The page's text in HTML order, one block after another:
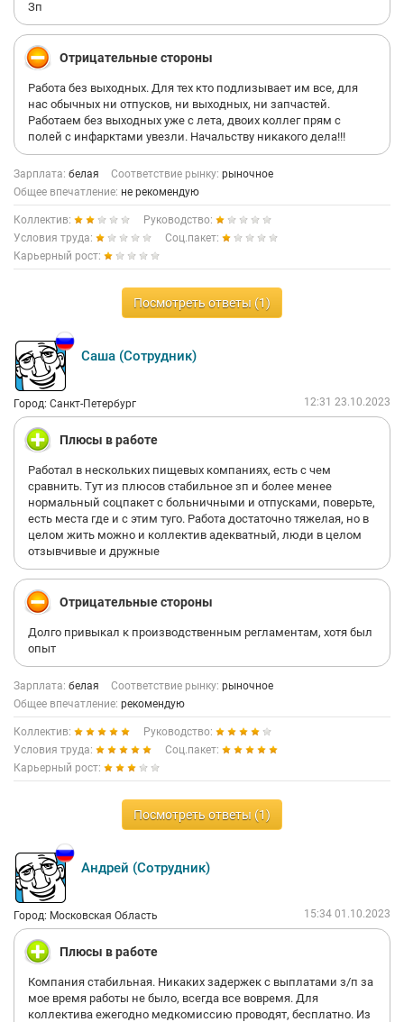
Зп
Отрицательные стороны
Работа без выходных. Для тех кто подлизывает им все, для
нас обычных ни отпусков, ни выходных, ни запчастей.
Работаем без выходных уже с лета, двоих коллег прям с
полей с инфарктами увезли. Начальству никакого дела!!!
Зарплата: белая Соответствие рынку: рыночное
Общее впечатление: не рекомендую
Коллектив:
Руководство:
Условия труда:
Соц.пакет:
Карьерный рост:
Посмотреть ответы (1)
Саша (Сотрудник)
Город: Санкт-Петербург 12:31 23.10.2023
Плюсы в работе
Работал в нескольких пищевых компаниях, есть с чем
сравнить. Тут из плюсов стабильное зп и более менее
нормальный соцпакет с больничными и отпусками, поверьте,
есть места где и с этим туго. Работа достаточно тяжелая, но в
целом жить можно и коллектив адекватный, люди в целом
отзывчивые и дружные
Отрицательные стороны
Долго привыкал к производственным регламентам, хотя был
опыт
Зарплата: белая Соответствие рынку: рыночное
Общее впечатление: рекомендую
Коллектив:
Руководство:
Условия труда:
Соц.пакет:
Карьерный рост:
Посмотреть ответы (1)
Андрей (Сотрудник)
Город: Московская Область 15:34 01.10.2023
Плюсы в работе
Компания стабильная. Никаких задержек с выплатами з/п за
мое время работы не было, всегда все вовремя. Для
коллектива ежегодно медкомиссию проводят, бесплатно. Из